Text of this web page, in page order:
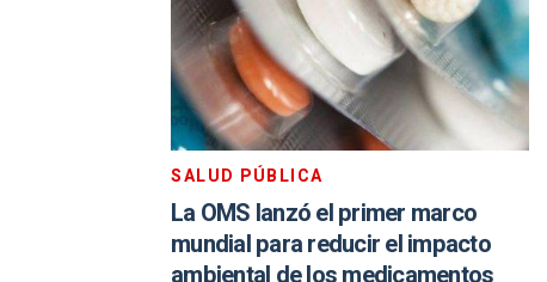
SALUD PÚBLICA
La OMS lanzó el primer marco
mundial para reducir el impacto